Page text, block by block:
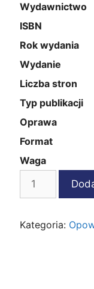
Wydawnictwo
ISBN
Rok wydania
Wydanie
Liczba stron
Typ publikacji
Oprawa
Format
Waga
ilość
Opowieści
dni,
Kategoria: